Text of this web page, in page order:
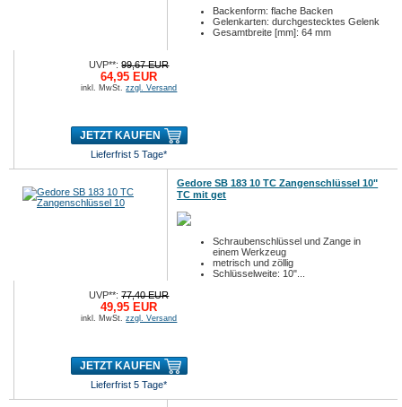
Backenform: flache Backen
Gelenkarten: durchgestecktes Gelenk
Gesamtbreite [mm]: 64 mm
UVP**:99,67 EUR
64,95 EUR
inkl. MwSt.zzgl. Versand
JETZT KAUFEN
Lieferfrist 5 Tage*
Gedore SB 183 10 TC Zangenschlüssel 10"
TC mit get
Schraubenschlüssel und Zange in
einem Werkzeug
metrisch und zöllig
Schlüsselweite: 10"...
UVP**:77,40 EUR
49,95 EUR
inkl. MwSt.zzgl. Versand
JETZT KAUFEN
Lieferfrist 5 Tage*